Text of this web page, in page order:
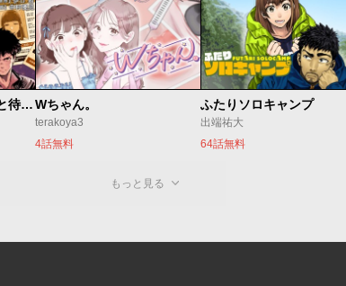
今夜もシリアルキラーと待ち合わせWちゃん。
terakoya3
4話無料
ふたりソロキャンプ
出端祐大
64話無料
もっと見る